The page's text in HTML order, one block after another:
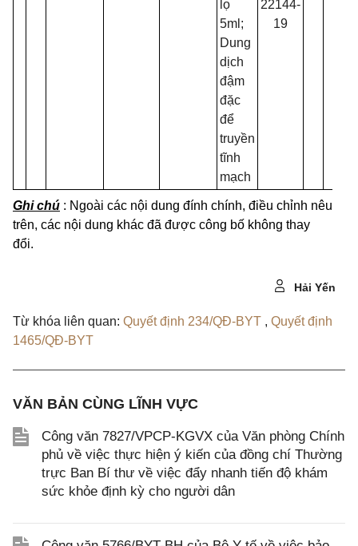
lọ
5ml;
Dung
dịch
đậm
đặc
để
truyền
tĩnh
mạch
22144-
19
Ghi chú : Ngoài các nội dung đính chính, điều chỉnh nêu
trên, các nội dung khác đã được công bố không thay
đổi.
Hải Yến
Từ khóa liên quan: Quyết định 234/QĐ-BYT , Quyết định
1465/QĐ-BYT
VĂN BẢN CÙNG LĨNH VỰC
Công văn 7827/VPCP-KGVX của Văn phòng Chính
phủ về việc thực hiện ý kiến của đồng chí Thường
trực Ban Bí thư về việc đẩy nhanh tiến độ khám
sức khỏe định kỳ cho người dân